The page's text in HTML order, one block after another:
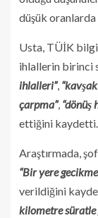
düşük oranlarda
Usta, TÜİK
ihlallerin birinci
ihlalleri”,
çarpma”, “dönüş
ettiğini kaydetti.
Araştırmada,
“Bir yere
verildiğini
kilometre